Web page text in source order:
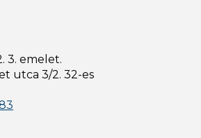
3. emelet.
utca 3/2. 32-es